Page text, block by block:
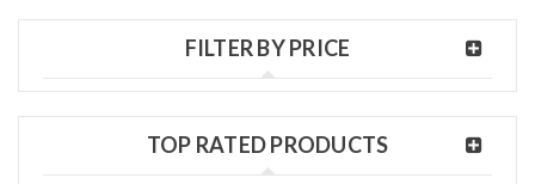
FILTER BY PRICE
TOP RATED PRODUCTS